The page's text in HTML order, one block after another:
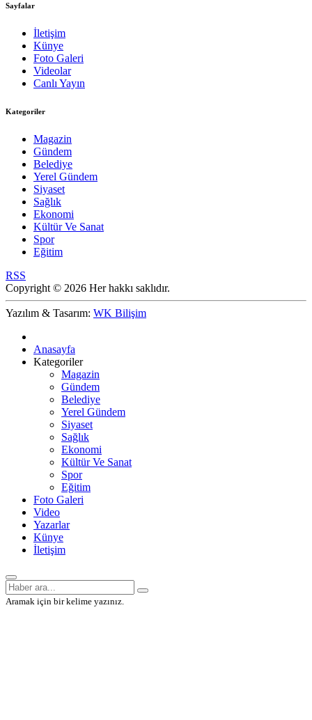
Sayfalar
İletişim
Künye
Foto Galeri
Videolar
Canlı Yayın
Kategoriler
Magazin
Gündem
Belediye
Yerel Gündem
Siyaset
Sağlık
Ekonomi
Kültür Ve Sanat
Spor
Eğitim
RSS
Copyright © 2026 Her hakkı saklıdır.
Yazılım & Tasarım: WK Bilişim
Anasayfa
Kategoriler
Magazin
Gündem
Belediye
Yerel Gündem
Siyaset
Sağlık
Ekonomi
Kültür Ve Sanat
Spor
Eğitim
Foto Galeri
Video
Yazarlar
Künye
İletişim
Aramak için bir kelime yazınız.